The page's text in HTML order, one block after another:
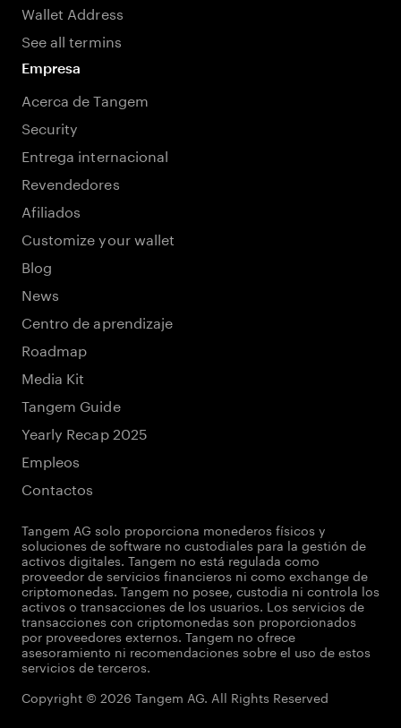
Wallet Address
See all termins
Empresa
Acerca de Tangem
Security
Entrega internacional
Revendedores
Afiliados
Customize your wallet
Blog
News
Centro de aprendizaje
Roadmap
Media Kit
Tangem Guide
Yearly Recap 2025
Empleos
Contactos
Tangem AG solo proporciona monederos físicos y
soluciones de software no custodiales para la gestión de
activos digitales. Tangem no está regulada como
proveedor de servicios financieros ni como exchange de
criptomonedas. Tangem no posee, custodia ni controla los
activos o transacciones de los usuarios. Los servicios de
transacciones con criptomonedas son proporcionados
por proveedores externos. Tangem no ofrece
asesoramiento ni recomendaciones sobre el uso de estos
servicios de terceros.